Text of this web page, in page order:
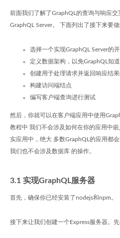
前面我们了解了GraphQL的查询与响应
GraphQL Server。 下面列出了接下来要做
选择一个实现GraphQL Server的
定义数据架构，以免GraphQL知
创建用于处理请求并返回响应结
构建访问端结点
编写客户端查询进行测试
然后，你就可以在客户端应用中使用
教程中 我们不会涉及如何在你的应用中
实应用中，绝大 多数GraphQL的应用都
我们也不会涉及数据库 的操作。
3.1 实现GraphQL服务器
首先，确保你已经安装了nodejs和npm。
接下来让我们创建一个Express服务器。先